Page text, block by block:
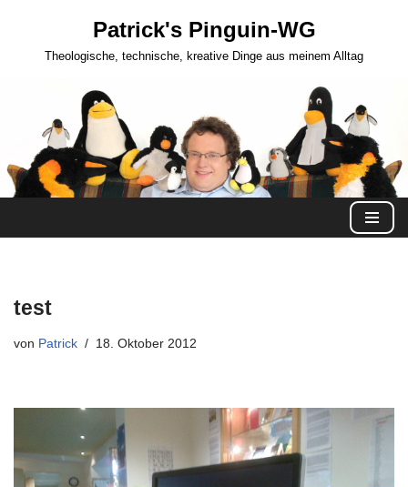
Patrick's Pinguin-WG
Theologische, technische, kreative Dinge aus meinem Alltag
test
von Patrick 18. Oktober 2012